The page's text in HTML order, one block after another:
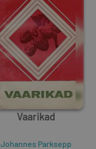
Vaarikad
Johannes Parksepp